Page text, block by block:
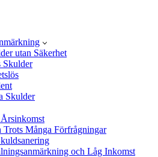
utan Säkerhet
Skulder
Skulder
Många Förfrågningar
och Låg Inkomst